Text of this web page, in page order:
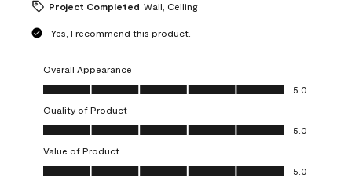
Project Completed Wall, Ceiling
Yes, I recommend this product.
Overall Appearance
Overall Appearance, 5.0 out of 5
5.0
Quality of Product
Quality of Product, 5.0 out of 5
5.0
Value of Product
Value of Product, 5.0 out of 5
5.0